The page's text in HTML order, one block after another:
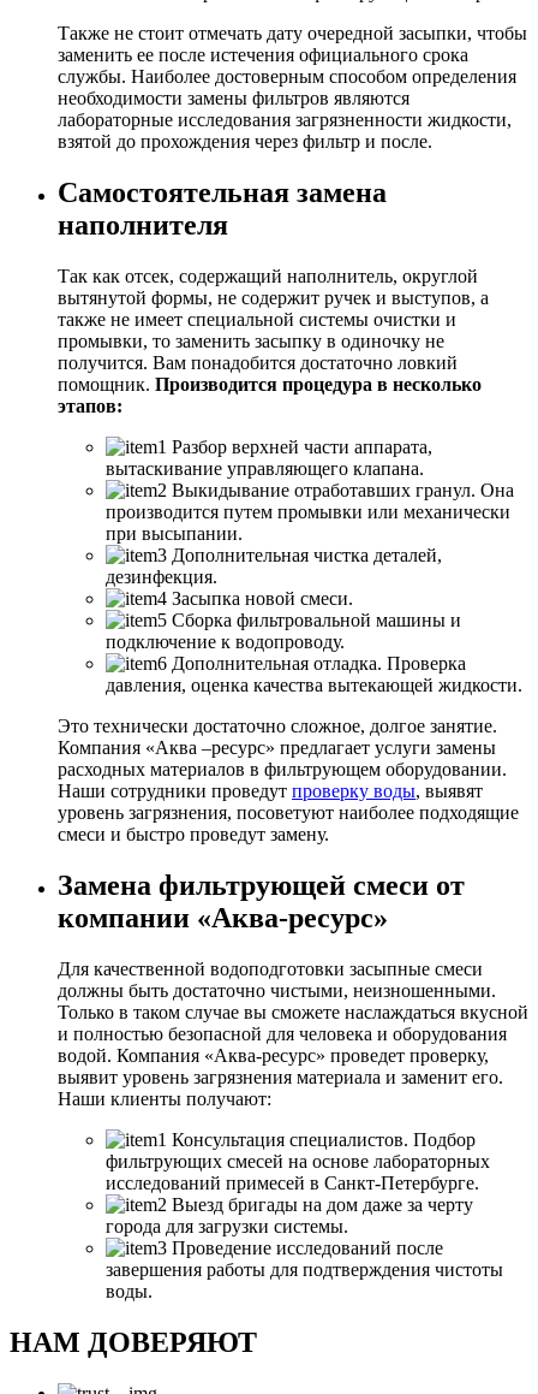
Также не стоит отмечать дату очередной засыпки, чтобы
заменить ее после истечения официального срока
службы. Наиболее достоверным способом определения
необходимости замены фильтров являются
лабораторные исследования загрязненности жидкости,
взятой до прохождения через фильтр и после.
Самостоятельная замена
наполнителя
Так как отсек, содержащий наполнитель, округлой
вытянутой формы, не содержит ручек и выступов, а
также не имеет специальной системы очистки и
промывки, то заменить засыпку в одиночку не
получится. Вам понадобится достаточно ловкий
помощник. Производится процедура в несколько
этапов:
Разбор верхней части аппарата,
вытаскивание управляющего клапана.
Выкидывание отработавших гранул. Она
производится путем промывки или механически
при высыпании.
Дополнительная чистка деталей,
дезинфекция.
Засыпка новой смеси.
Сборка фильтровальной машины и
подключение к водопроводу.
Дополнительная отладка. Проверка
давления, оценка качества вытекающей жидкости.
Это технически достаточно сложное, долгое занятие.
Компания «Аква –ресурс» предлагает услуги замены
расходных материалов в фильтрующем оборудовании.
Наши сотрудники проведут проверку воды, выявят
уровень загрязнения, посоветуют наиболее подходящие
смеси и быстро проведут замену.
Замена фильтрующей смеси от
компании «Аква-ресурс»
Для качественной водоподготовки засыпные смеси
должны быть достаточно чистыми, неизношенными.
Только в таком случае вы сможете наслаждаться вкусной
и полностью безопасной для человека и оборудования
водой. Компания «Аква-ресурс» проведет проверку,
выявит уровень загрязнения материала и заменит его.
Наши клиенты получают:
Консультация специалистов. Подбор
фильтрующих смесей на основе лабораторных
исследований примесей в Санкт-Петербурге.
Выезд бригады на дом даже за черту
города для загрузки системы.
Проведение исследований после
завершения работы для подтверждения чистоты
воды.
НАМ ДОВЕРЯЮТ